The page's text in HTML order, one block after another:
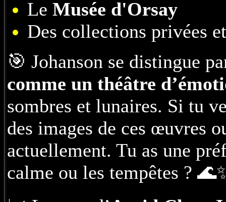
Le Musée d'Orsay
Des collections privées
🎯 Johanson se distingue
comme un théâtre
sombres et lunaires. Si tu
des images de ces œuvres
actuellement. Tu as une
calme ou les tempêtes ?